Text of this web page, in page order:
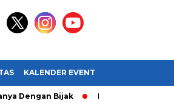
KALENDER EVENT
Bijak Bagaimana